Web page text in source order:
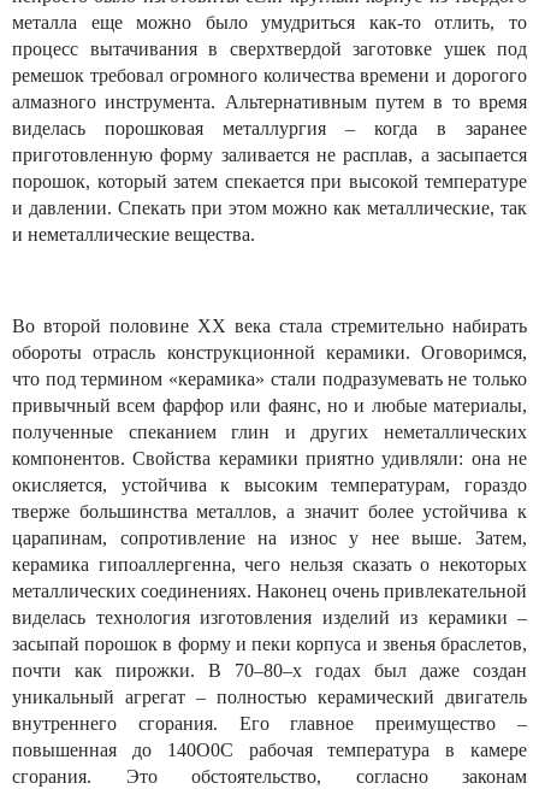
металла еще можно было умудриться как-то отлить, то
процесс вытачивания в сверхтвердой заготовке ушек под
ремешок требовал огромного количества времени и дорогого
алмазного инструмента. Альтернативным путем в то время
виделась порошковая металлургия – когда в заранее
приготовленную форму заливается не расплав, а засыпается
порошок, который затем спекается при высокой температуре
и давлении. Спекать при этом можно как металлические, так
и неметаллические вещества.
Во второй половине ХХ века стала стремительно набирать
обороты отрасль конструкционной керамики. Оговоримся,
что под термином «керамика» стали подразумевать не только
привычный всем фарфор или фаянс, но и любые материалы,
полученные спеканием глин и других неметаллических
компонентов. Свойства керамики приятно удивляли: она не
окисляется, устойчива к высоким температурам, гораздо
тверже большинства металлов, а значит более устойчива к
царапинам, сопротивление на износ у нее выше. Затем,
керамика гипоаллергенна, чего нельзя сказать о некоторых
металлических соединениях. Наконец очень привлекательной
виделась технология изготовления изделий из керамики –
засыпай порошок в форму и пеки корпуса и звенья браслетов,
почти как пирожки. В 70–80–х годах был даже создан
уникальный агрегат – полностью керамический двигатель
внутреннего сгорания. Его главное преимущество –
повышенная до 140О0С рабочая температура в камере
сгорания. Это обстоятельство, согласно законам